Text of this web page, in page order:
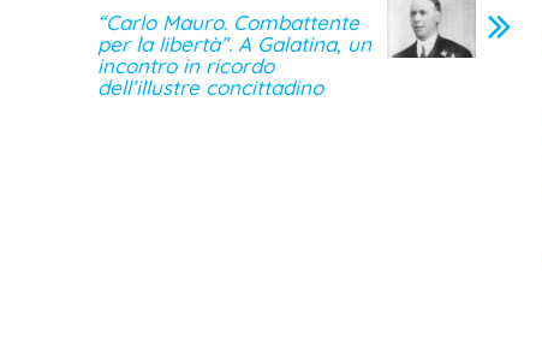
“Carlo Mauro. Combattente
per la libertà”. A Galatina, un
incontro in ricordo
dell’illustre concittadino